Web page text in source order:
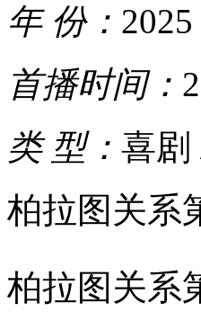
年 份： 2025
首播时间：
类 型： 喜剧
柏拉图关系
柏拉图关系